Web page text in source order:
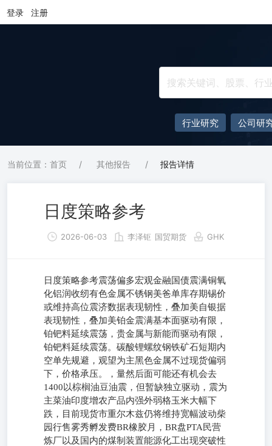
登录 注册
行业研究 公司研
当前位置：首页 / 其他报告 / 报告详情
日度策略参考
2026-06-03 李泽钜 国贸期货 GHK
日度策略参考震荡偏多宏观金融国债震满铜氧
化铝润收纫有色金属不锈钢美爸单库存期锡价
或维持高位震济数据表现韧性，叠加美自银据
表现韧性，叠加美铂金震满基本面驱动有限，
铂钯料延续震荡，贵金属与新能而驱动有限，
铂钯料延续震荡。碳酸锂螺纹钢铁矿石短期内
空单先规避，观望为主黑色金属不过现货偏弱
下，价格承压。，量然后面可能还有机会去
1400以棕榈油豆油震，但暂缺独立驱动，震为
主菜油印度增农产品内强外弱格玉米大幅下
跌，目前现货市重尔木兹仍将维持宽幅波动柴
园行售雾秀孵发费BR橡胶月，BR盘PTA民营
炼厂以及国内的煤制装置能源化工出现突破性